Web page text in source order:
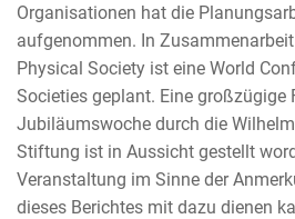
Organisationen hat die
aufgenommen. In
Physical Society ist eine World
Societies geplant. Eine großzügige
Jubiläumswoche durch die
Stiftung ist in Aussicht gestellt
Veranstaltung im Sinne der
dieses Berichtes mit dazu dienen